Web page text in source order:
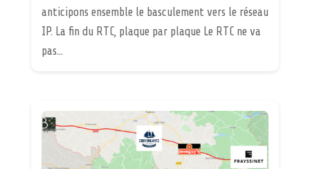
anticipons ensemble le basculement vers le réseau
IP. La fin du RTC, plaque par plaque Le RTC ne va
pas...